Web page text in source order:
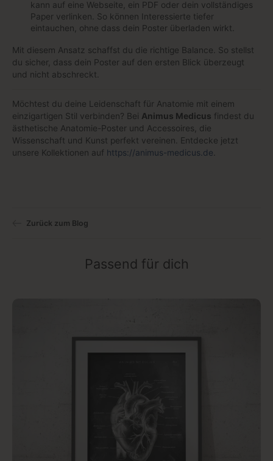
kann auf eine Webseite, ein PDF oder dein vollständiges
Paper verlinken. So können Interessierte tiefer
eintauchen, ohne dass dein Poster überladen wirkt.
Mit diesem Ansatz schaffst du die richtige Balance. So stellst
du sicher, dass dein Poster auf den ersten Blick überzeugt
und nicht abschreckt.
Möchtest du deine Leidenschaft für Anatomie mit einem
einzigartigen Stil verbinden? Bei Animus Medicus findest du
ästhetische Anatomie-Poster und Accessoires, die
Wissenschaft und Kunst perfekt vereinen. Entdecke jetzt
unsere Kollektionen auf https://animus-medicus.de.
Zurück zum Blog
Passend für dich